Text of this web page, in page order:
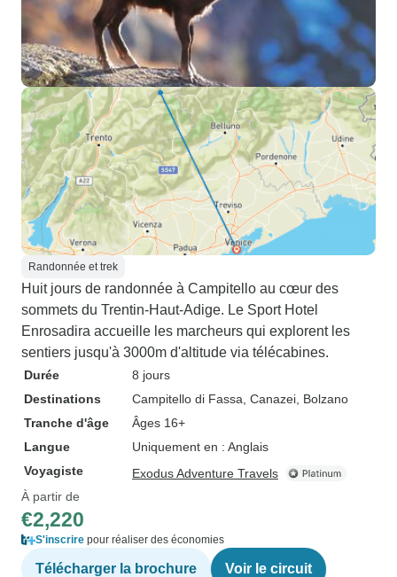
Randonnée et trek
Huit jours de randonnée à Campitello au cœur des
sommets du Trentin-Haut-Adige. Le Sport Hotel
Enrosadira accueille les marcheurs qui explorent les
sentiers jusqu'à 3000m d'altitude via télécabines.
Durée
8 jours
Destinations
Campitello di Fassa , Canazei , Bolzano
Tranche d'âge
Âges 16+
Langue
Uniquement en : Anglais
Voyagiste
Exodus Adventure Travels
À partir de
€2,220
S'inscrire pour réaliser des économies
Télécharger la brochure Voir le circuit